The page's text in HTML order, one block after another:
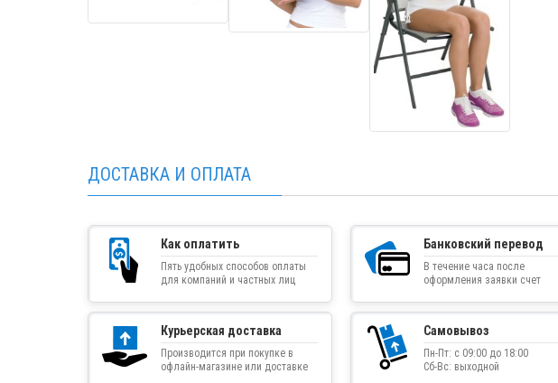
ДОСТАВКА И ОПЛАТА
Как оплатить
Пять удобных способов оплаты
для компаний и частных лиц
Банковский перевод
В течение часа после
оформления заявки счет
Курьерская доставка
Производится при покупке в
офлайн-магазине или доставке
Самовывоз
Пн-Пт: с 09:00 до 18:00
Сб-Вс: выходной